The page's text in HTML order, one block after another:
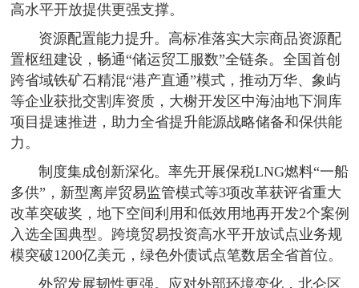
高水平开放提供更强支撑。
资源配置能力提升。高标准落实大宗商品资源配
置枢纽建设，畅通“储运贸工服数”全链条。全国首创
跨省域铁矿石精混“港产直通”模式，推动万华、象屿
等企业获批交割库资质，大榭开发区中海油地下洞库
项目提速推进，助力全省提升能源战略储备和保供能
力。
制度集成创新深化。率先开展保税LNG燃料“一船
多供”，新型离岸贸易监管模式等3项改革获评省重大
改革突破奖，地下空间利用和低效用地再开发2个案例
入选全国典型。跨境贸易投资高水平开放试点业务规
模突破1200亿美元，绿色外债试点笔数居全省首位。
外贸发展韧性更强。应对外部环境变化，北仑区